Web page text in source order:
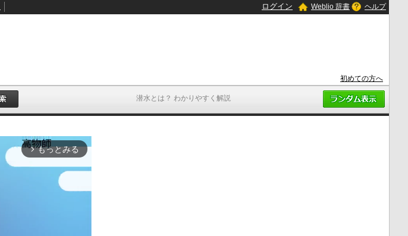
潜水とは？ わかりやすく解説
ログイン Weblio 辞書 ヘルプ
初めての方へ
arrow_forward_ios もっとみる